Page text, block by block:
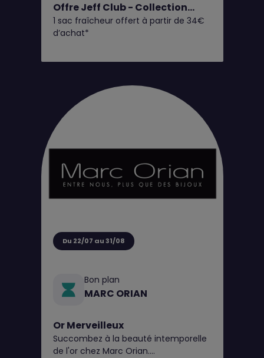
Offre Jeff Club - Collection
Fruits d'Été
1 sac fraîcheur offert à partir de 34€
d’achat*
Du 22/07 au 31/08
Bon plan
MARC ORIAN
Or Merveilleux
Succombez à la beauté intemporelle
de l'or chez Marc Orian.